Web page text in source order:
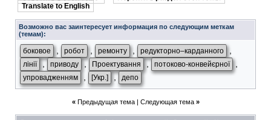
Translate to English
Возможно вас заинтересует информация по следующим меткам
(темам):
боковое робот ремонту редукторно–карданного
лінії , приводу , Проектування , потоково-конвейєрної
упровадженням [Укр.] , депо
« Предыдущая тема| Следующая тема »